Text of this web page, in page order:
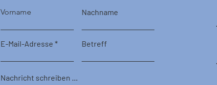
Vorname Nachname
E-Mail-Adresse Betreff
Nachricht schreiben ...